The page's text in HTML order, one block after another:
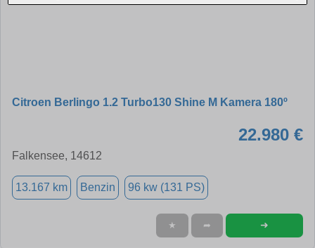
Citroen Berlingo 1.2 Turbo130 Shine M Kamera 180º
22.980 €
Falkensee, 14612
13.167 km Benzin 96 kw (131 PS)
★ ➦ ➜